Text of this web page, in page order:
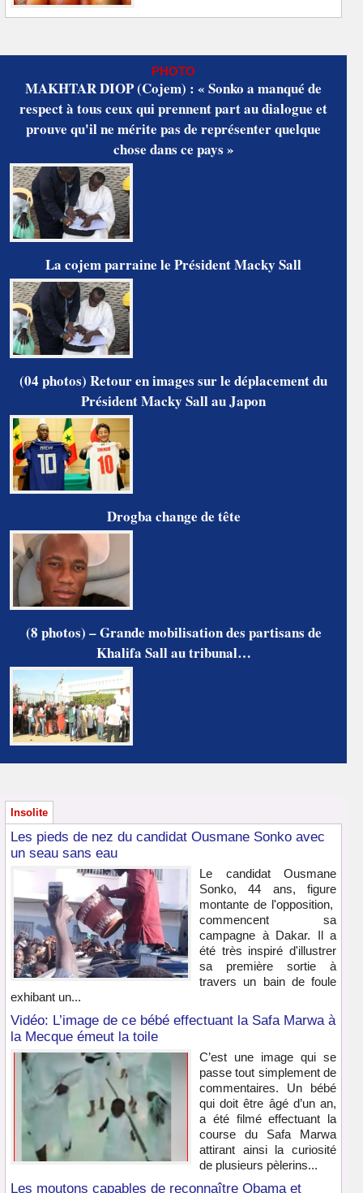
PHOTO
MAKHTAR DIOP (Cojem) : « Sonko a manqué de
respect à tous ceux qui prennent part au dialogue et
prouve qu'il ne mérite pas de représenter quelque
chose dans ce pays »
La cojem parraine le Président Macky Sall
(04 photos) Retour en images sur le déplacement du
Président Macky Sall au Japon
Drogba change de tête
(8 photos) – Grande mobilisation des partisans de
Khalifa Sall au tribunal…
Insolite
Les pieds de nez du candidat Ousmane Sonko avec
un seau sans eau
Le candidat Ousmane
Sonko, 44 ans, figure
montante de l'opposition,
commencent sa
campagne à Dakar. Il a
été très inspiré d'illustrer
sa première sortie à
travers un bain de foule
exhibant un...
Vidéo: L’image de ce bébé effectuant la Safa Marwa à
la Mecque émeut la toile
C’est une image qui se
passe tout simplement de
commentaires. Un bébé
qui doit être âgé d’un an,
a été filmé effectuant la
course du Safa Marwa
attirant ainsi la curiosité
de plusieurs pèlerins...
Les moutons capables de reconnaître Obama et